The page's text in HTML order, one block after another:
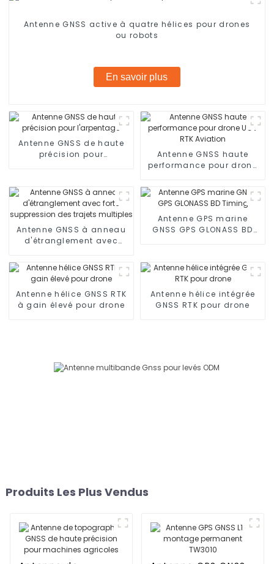
Antenne GNSS active à quatre hélices pour drones
ou robots
En savoir plus
Antenne GNSS de haute
précision pour
Antenne GNSS haute
performance pour drone
Antenne GNSS à anneau
d'étranglement avec
trajets multiples
Antenne GPS marine
GNSS GPS GLONASS BD
Antenne hélice GNSS RTK
à gain élevé pour drone
Antenne hélice intégrée
GNSS RTK pour drone
Produits Les Plus Vendus